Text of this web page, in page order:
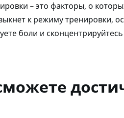
– это факторы, о
к режиму тренировки,
боли и